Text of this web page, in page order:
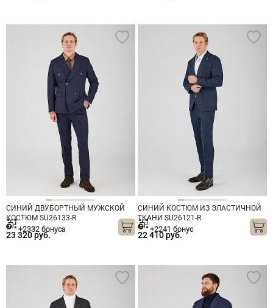
СИНИЙ ДВУБОРТНЫЙ МУЖСКОЙ
КОСТЮМ SU26133-R
23 320 руб.
+2332 бонуса
СИНИЙ КОСТЮМ ИЗ ЭЛАСТИЧНОЙ
ТКАНИ SU26121-R
22 410 руб.
+2241 бонус